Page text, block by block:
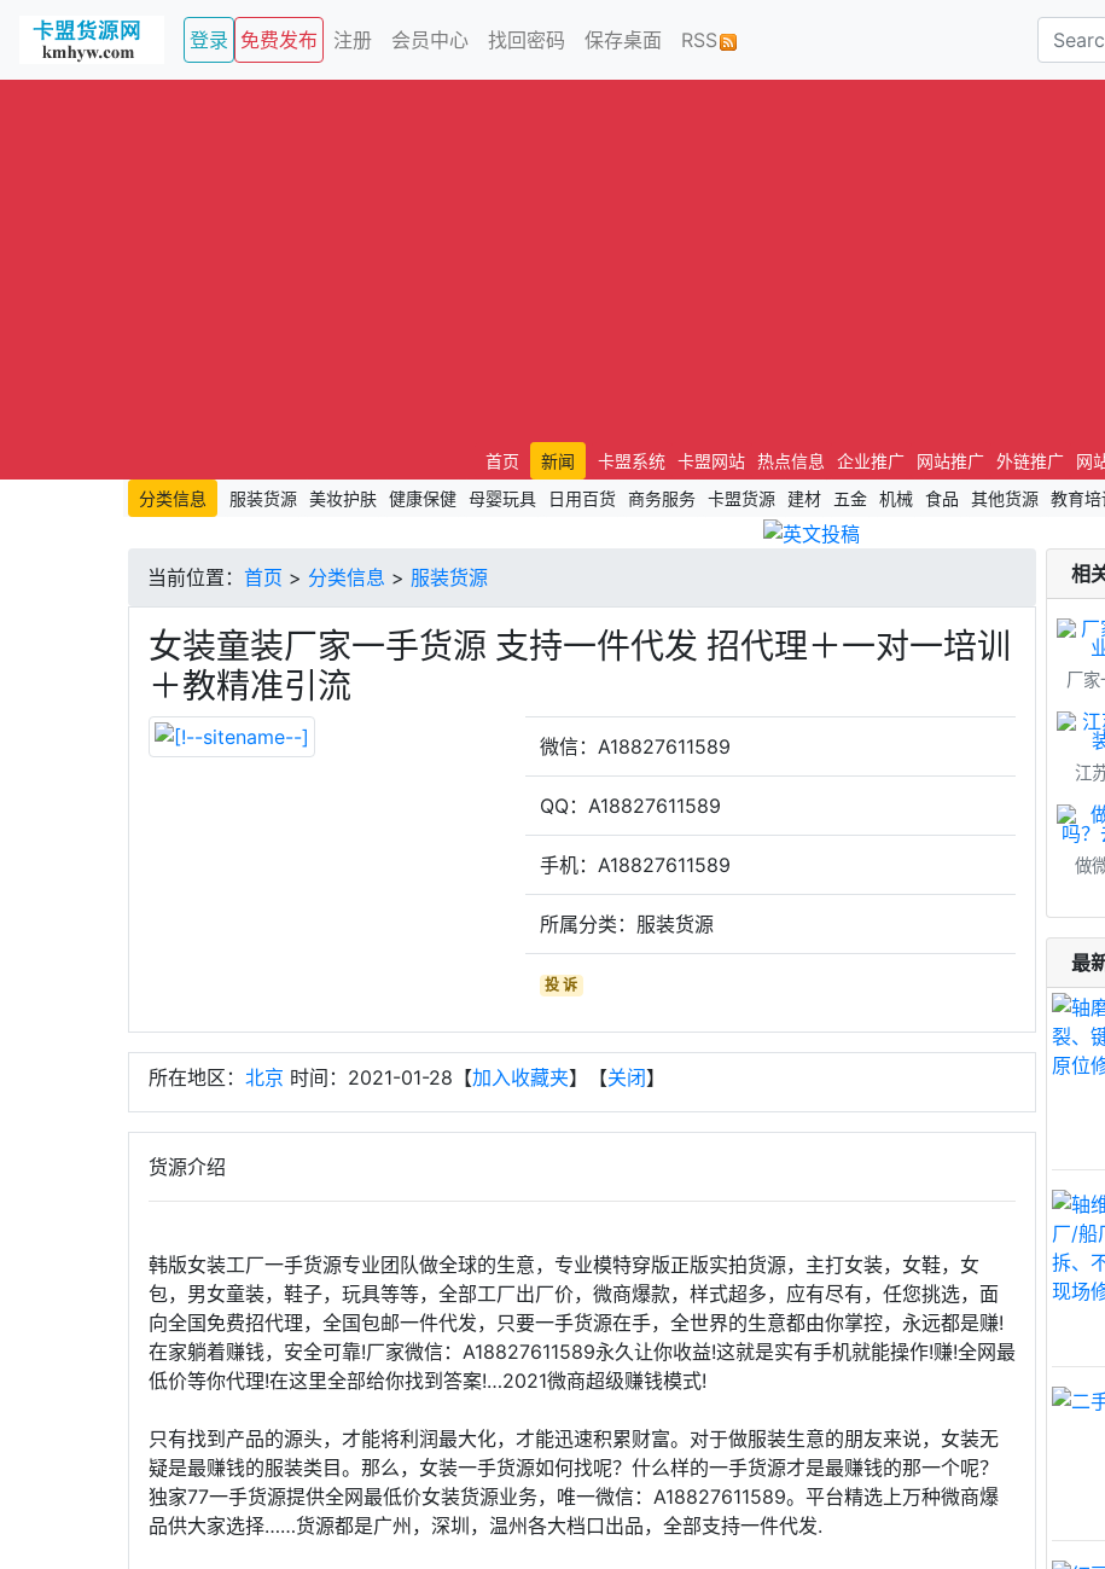
登录 免费发布 注册 会员中心 找回密码 保存桌面 RSS
首页 新闻 卡盟系统 卡盟网站 热点信息 企业推广 网站推广 外链推广
网
分类信息
服装货源 美妆护肤 健康保健 母婴玩具 日用百货 商务服务 卡盟货源 建材 五金 机械 食品 其他货源 教育培
当前位置： 首页 > 分类信息 > 服装货源
女装童装厂家一手货源 支持一件代发 招代理＋一对一培训
＋教精准引流
微信：A18827611589
QQ：A18827611589
手机：A18827611589
所属分类：服装货源
投 诉
所在地区： 北京 时间：2021-01-28【加入收藏夹】【关闭】
货源介绍
韩版女装工厂一手货源专业团队做全球的生意，专业模特穿版正版实拍货源，主打女装，女鞋，女
包，男女童装，鞋子，玩具等等，全部工厂出厂价，微商爆款，样式超多，应有尽有，任您挑选，面
向全国免费招代理，全国包邮一件代发，只要一手货源在手，全世界的生意都由你掌控，永远都是赚!
在家躺着赚钱，安全可靠!厂家微信：A18827611589永久让你收益!这就是实有手机就能操作!赚!全网最
低价等你代理!在这里全部给你找到答案!…2021微商超级赚钱模式!
只有找到产品的源头，才能将利润最大化，才能迅速积累财富。对于做服装生意的朋友来说，女装无
疑是最赚钱的服装类目。那么，女装一手货源如何找呢？什么样的一手货源才是最赚钱的那一个呢？
独家77一手货源提供全网最低价女装货源业务，唯一微信：A18827611589。平台精选上万种微商爆
品供大家选择……货源都是广州，深圳，温州各大档口出品，全部支持一件代发.
相
厂家
江
做
最